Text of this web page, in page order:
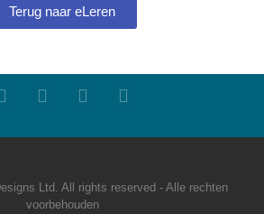
Terug naar eLeren
Ltd. All rights reserved - Alle rechten
voorbehouden